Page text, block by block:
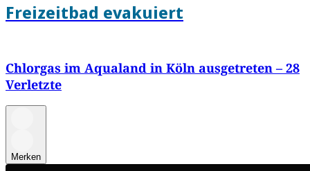
Freizeitbad evakuiert
Chlorgas im Aqualand in Köln ausgetreten – 28
Verletzte
Merken